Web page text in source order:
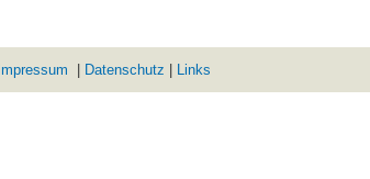
Impressum Datenschutz Links